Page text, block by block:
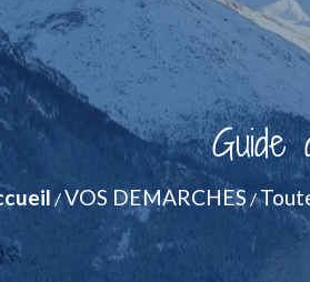
Guide
/VOS DEMARCHES /